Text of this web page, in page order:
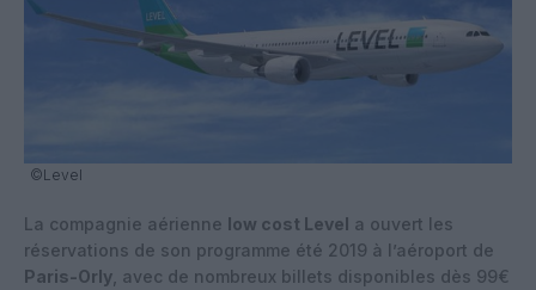
©Level
La compagnie aérienne low cost Level a ouvert les
réservations de son programme été 2019 à l’aéroport de
Paris-Orly , avec de nombreux billets disponibles dès 99€